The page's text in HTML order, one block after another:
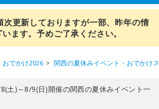
次更新しておりますが一部、昨年の情
ます。予めご了承ください。
おでかけ2026 関西の夏休みイベント・おでかけ
土)～8/9(日)開催の関西の夏休みイベント一